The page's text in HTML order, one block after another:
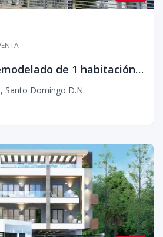
Apartamento remodelado de 1 habitación en Urbanización Tropical
, Santo Domingo D.N.